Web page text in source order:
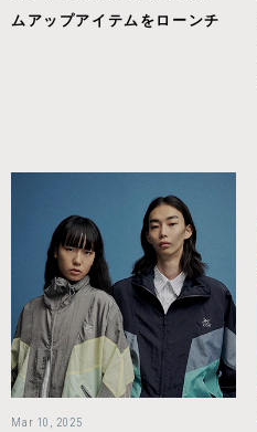
ムアップアイテムをローンチ
Mar 10, 2025